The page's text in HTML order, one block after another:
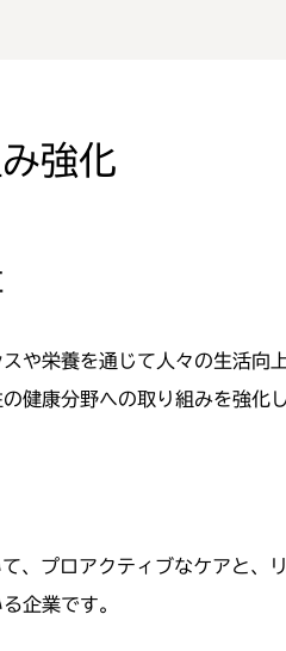
強化
や栄養を通じて人々の生活向
健康分野への取り組みを強化
、プロアクティブなケアと
企業です。